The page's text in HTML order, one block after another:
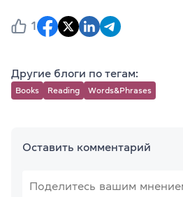
1
Другие блоги по тегам:
Books Reading Words&Phrases
Оставить комментарий